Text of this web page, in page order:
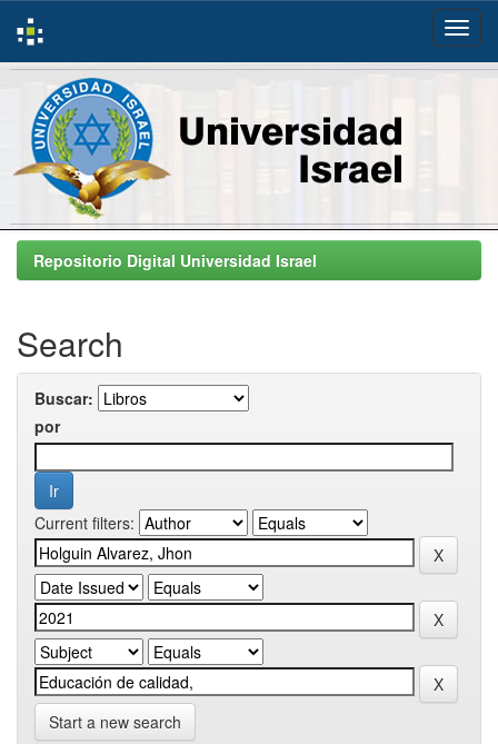
Skip
navigationRepositorio Digital Universidad Israel
Search
Buscar:
por
Current filters:
Start a new search